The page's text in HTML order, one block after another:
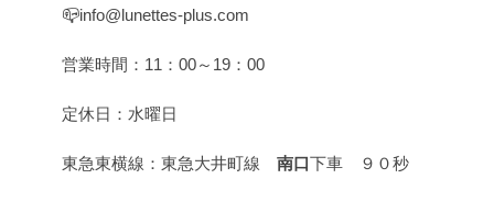
📪info@lunettes-plus.com
営業時間：11：00～19：00
定休日：水曜日
東急東横線：東急大井町線 南口下車 ９０秒